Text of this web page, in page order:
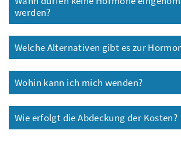
werden?
Welche Alternativen gibt es zur
Wohin kann ich mich wenden?
Wie erfolgt die Abdeckung der Kosten?